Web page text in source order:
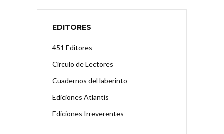
EDITORES
451 Editores
Círculo de Lectores
Cuadernos del laberinto
Ediciones Atlantis
Ediciones Irreverentes